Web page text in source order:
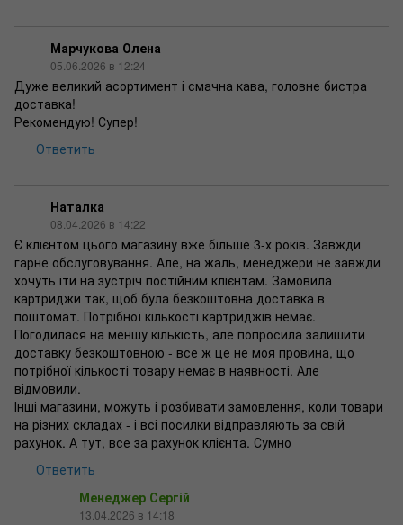
Марчукова Олена
05.06.2026 в 12:24
Дуже великий асортимент і смачна кава, головне бистра
доставка!
Рекомендую! Супер!
Ответить
Наталка
08.04.2026 в 14:22
Є клієнтом цього магазину вже більше 3-х років. Завжди
гарне обслуговування. Але, на жаль, менеджери не завжди
хочуть іти на зустріч постійним клієнтам. Замовила
картриджи так, щоб була безкоштовна доставка в
поштомат. Потрібної кількості картриджів немає.
Погодилася на меншу кількість, але попросила залишити
доставку безкоштовною - все ж це не моя провина, що
потрібної кількості товару немає в наявності. Але
відмовили.
Інші магазини, можуть і розбивати замовлення, коли товари
на різних складах - і всі посилки відправляють за свій
рахунок. А тут, все за рахунок клієнта. Сумно
Ответить
Менеджер Сергій
13.04.2026 в 14:18